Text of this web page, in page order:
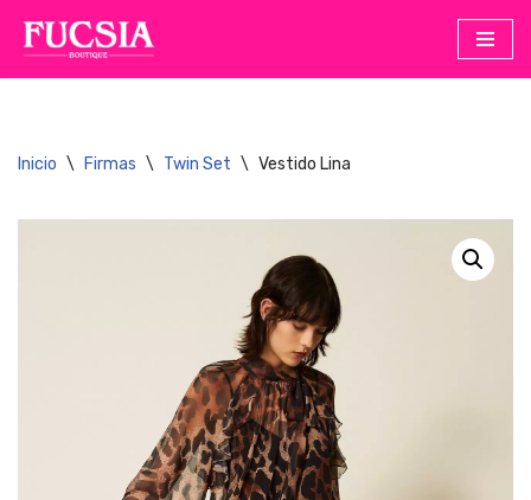
Saltar
Inicio \ Firmas \ Twin Set \ Vestido Lina